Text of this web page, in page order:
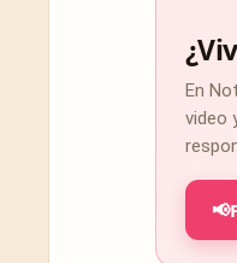
En
video
📢